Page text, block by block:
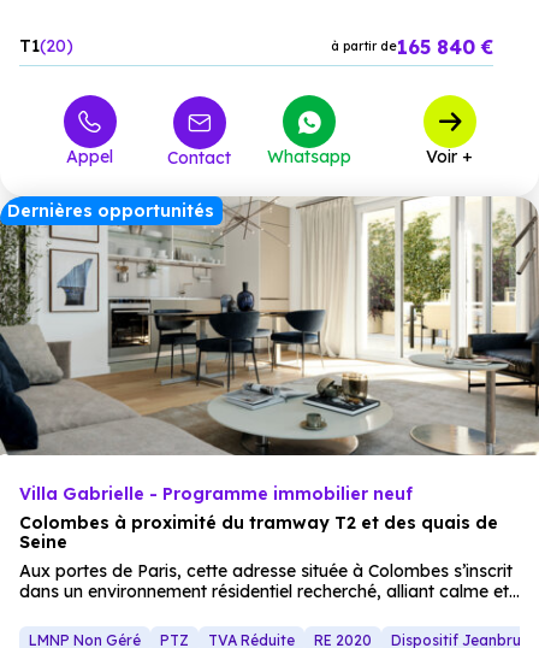
T1 20 à partir de165 840 €
Appel Contact Whatsapp Voir +
Dernières opportunités
Villa Gabrielle - Programme immobilier neuf
Colombes à proximité du tramway T2 et des quais de
Seine
Aux portes de Paris, cette adresse située à Colombes s’inscrit
dans un environnement résidentiel recherché, alliant calme et
avec de nombreuxcommerces, desécoles, des services
LMNP Non Géré PTZ TVA Réduite RE 2020 Dispositif Jeanbrun